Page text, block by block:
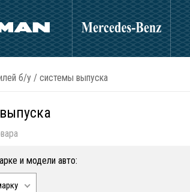
б/у / системы выпуска
и модели авто: